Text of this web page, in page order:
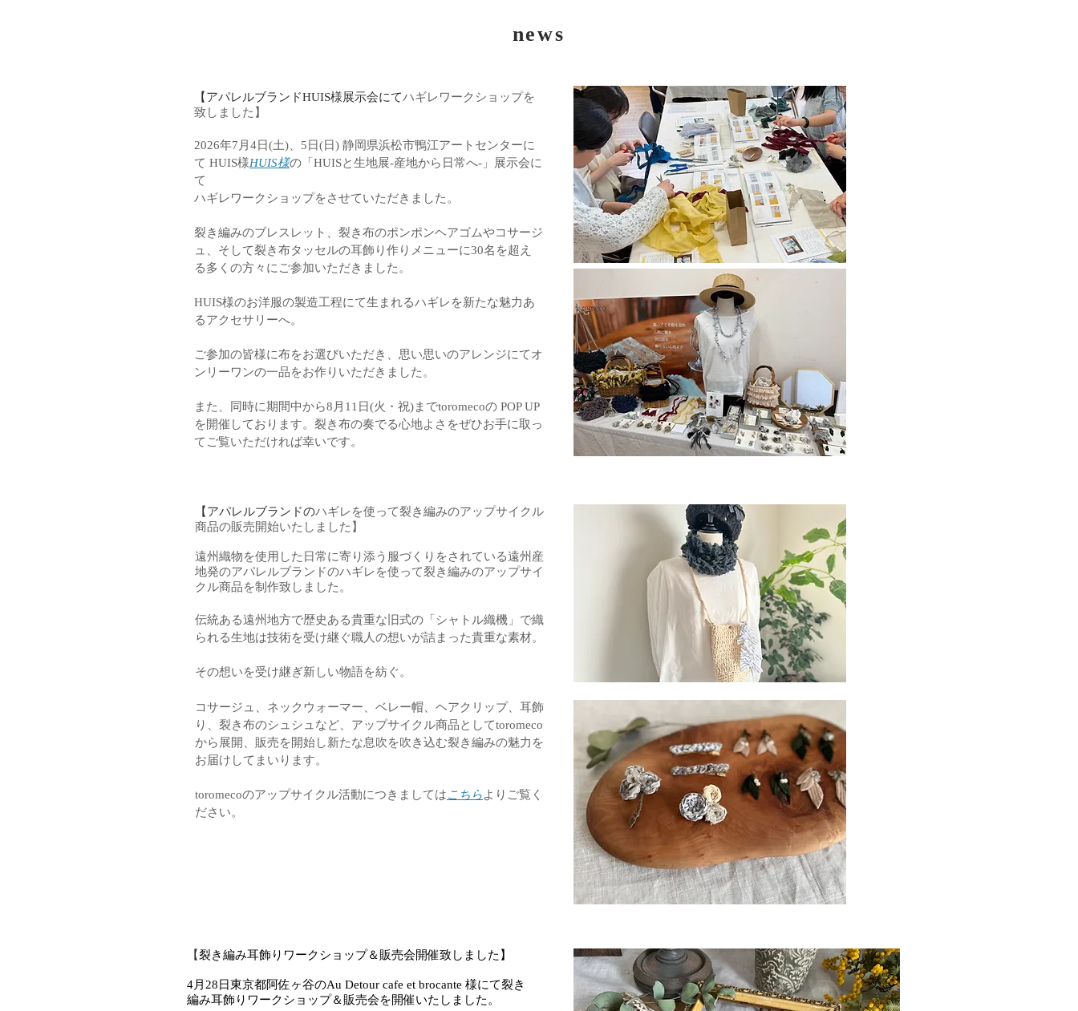
news
【アパレルブランドHUIS様展示会にてハギレワークショップを
致しました】
2026年7月4日(土)、5日(日) 静岡県浜松市鴨江アートセンターに
て HUIS様HUIS様の「HUISと生地展-産地から日常へ-」展示会に
て
ハギレワークショップをさせていただきました。
裂き編みのブレスレット、裂き布のポンポンヘアゴムやコサージ
ュ、そして裂き布タッセルの耳飾り作りメニューに30名を超え
る多くの方々にご参加いただきました。
HUIS様のお洋服の製造工程にて生まれるハギレを新たな魅力あ
るアクセサリーへ。
ご参加の皆様に布をお選びいただき、思い思いのアレンジにてオ
ンリーワンの一品をお作りいただきました。
また、同時に期間中から8月11日(火・祝)までtoromecoの POP UP
を開催しております。裂き布の奏でる心地よさをぜひお手に取っ
てご覧いただければ幸いです。
【 裂き編み耳飾りワークショップ＆販売会開催致しました】
4月28日東京都阿佐ヶ谷のAu Detour cafe et brocante 様にて裂き
編み耳飾りワークショップ＆販売会を開催いたしました。
【アパレルブランドのハギレを使って裂き編みのアップサイクル
商品の販売開始いたしました】
遠州織物を使用した日常に寄り添う服づくりをされている遠州産
地発のアパレルブランドのハギレを使って裂き編みのアップサイ
クル商品を制作致しました。
伝統ある遠州地方で歴史ある貴重な旧式の「シャトル織機」で織
られる生地は技術を受け継ぐ職人の想いが詰まった貴重な素材。
その想いを受け継ぎ新しい物語を紡ぐ。
コサージュ、 ネックウォーマー、 ベレー帽、ヘアクリップ、耳飾
り、 裂き布のシュシュなど、 アップサイクル商品としてtoromeco
から展開、販売を開始し新たな息吹を吹き込む裂き編みの魅力を
お届けしてまいります。
toromecoのアップサイクル活動につきましてはこちらよりご覧く
ださい。